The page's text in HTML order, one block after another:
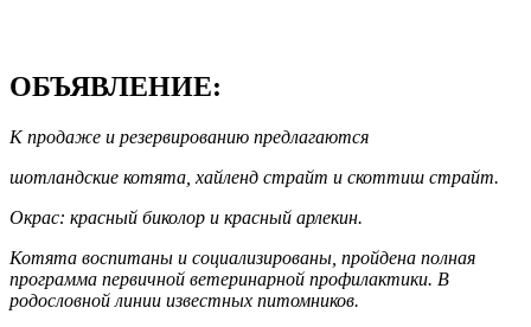
ОБЪЯВЛЕНИЕ:
К продаже и резервированию предлагаются
шотландские котята, хайленд страйт и скоттиш страйт.
Окрас: красный биколор и красный арлекин.
Котята воспитаны и социализированы, пройдена полная
программа первичной ветеринарной профилактики. В
родословной линии известных питомников.